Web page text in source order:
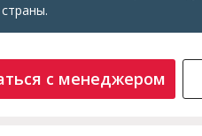
с менеджером